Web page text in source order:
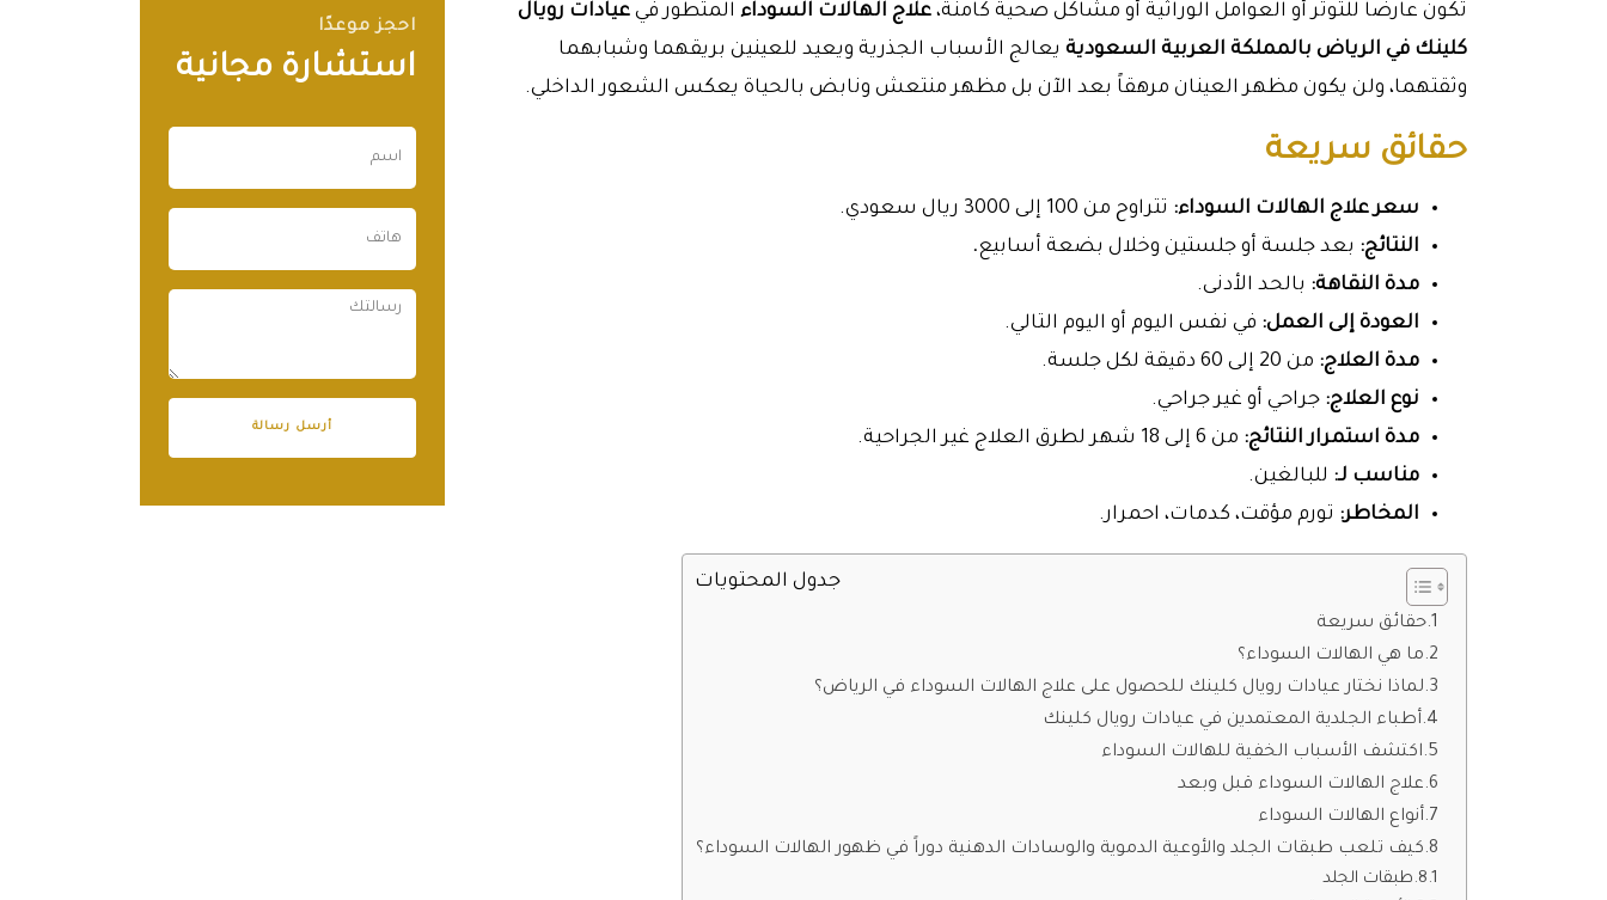
تكون عارضاً للتوتر أو العوامل الوراثية أو مشاكل صحية كامنة، علاج الهالات السوداء المتطور في عيادات رويال
كلينك في الرياض بالمملكة العربية السعودية يعالج الأسباب الجذرية ويعيد للعينين بريقهما وشبابهما
وثقتهما، ولن يكون مظهر العينان مرهقاً بعد الآن بل مظهر منتعش ونابض بالحياة يعكس الشعور الداخلي.
حقائق سريعة
سعر علاج الهالات السوداء: تتراوح من 100 إلى 3000 ريال سعودي.
النتائج: بعد جلسة أو جلستين وخلال بضعة أسابيع.
مدة النقاهة: بالحد الأدنى.
العودة إلى العمل: في نفس اليوم أو اليوم التالي.
مدة العلاج: من 20 إلى 60 دقيقة لكل جلسة.
نوع العلاج: جراحي أو غير جراحي.
مدة استمرار النتائج: من 6 إلى 18 شهر لطرق العلاج غير الجراحية.
مناسب لـ: للبالغين.
المخاطر: تورم مؤقت، كدمات، احمرار.
جدول المحتويات
حقائق سريعة
ما هي الهالات السوداء؟
لماذا نختار عيادات رويال كلينك للحصول على علاج الهالات السوداء في الرياض؟
أطباء الجلدية المعتمدين في عيادات رويال كلينك
اكتشف الأسباب الخفية للهالات السوداء
علاج الهالات السوداء قبل وبعد
أنواع الهالات السوداء
كيف تلعب طبقات الجلد والأوعية الدموية والوسادات الدهنية دوراً في ظهور الهالات السوداء؟
طبقات الجلد
احجز موعدًا
استشارة مجانية